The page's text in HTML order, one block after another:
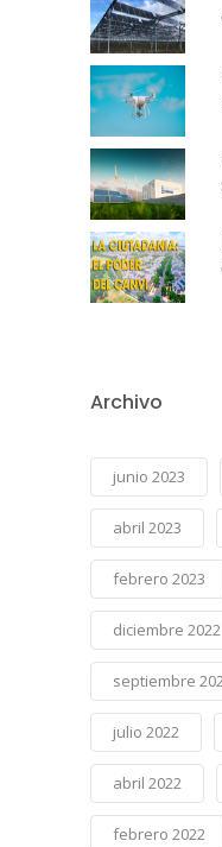
Archivo
junio 2023
abril 2023
febrero 2023
diciembre 2022
septiembre
julio 2022
abril 2022
febrero 2022